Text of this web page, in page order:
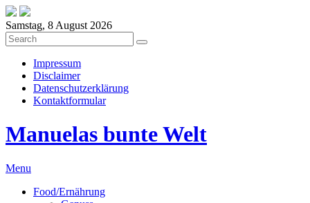
Samstag, 8 August 2026
Impressum
Disclaimer
Datenschutzerklärung
Kontaktformular
Manuelas bunte Welt
Menu
Food/Ernährung